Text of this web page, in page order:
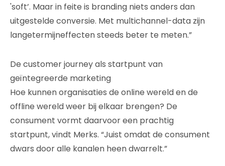
'soft’. Maar in feite is branding niets anders dan
uitgestelde conversie. Met multichannel-data zijn
langetermijneffecten steeds beter te meten.”
De customer journey als startpunt van
geïntegreerde marketing
Hoe kunnen organisaties de online wereld en de
offline wereld weer bij elkaar brengen? De
consument vormt daarvoor een prachtig
startpunt, vindt Merks. “Juist omdat de consument
dwars door alle kanalen heen dwarrelt.”